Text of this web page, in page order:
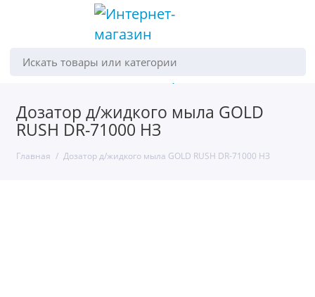
Искать товары или категории
Дозатор д/жидкого мыла GOLD
RUSH DR-71000 НЗ
Главная Дозатор д/жидкого мыла GOLD RUSH DR-71000 НЗ